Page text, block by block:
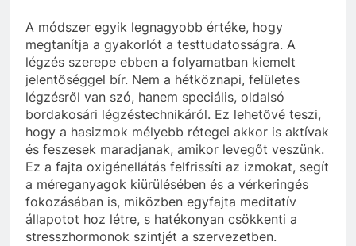
A módszer egyik legnagyobb értéke, hogy
megtanítja a gyakorlót a testtudatosságra. A
légzés szerepe ebben a folyamatban kiemelt
jelentőséggel bír. Nem a hétköznapi, felületes
légzésről van szó, hanem speciális, oldalsó
bordakosári légzéstechnikáról. Ez lehetővé teszi,
hogy a hasizmok mélyebb rétegei akkor is aktívak
és feszesek maradjanak, amikor levegőt veszünk.
Ez a fajta oxigénellátás felfrissíti az izmokat, segít
a méreganyagok kiürülésében és a vérkeringés
fokozásában is, miközben egyfajta meditatív
állapotot hoz létre, s hatékonyan csökkenti a
stresszhormonok szintjét a szervezetben.